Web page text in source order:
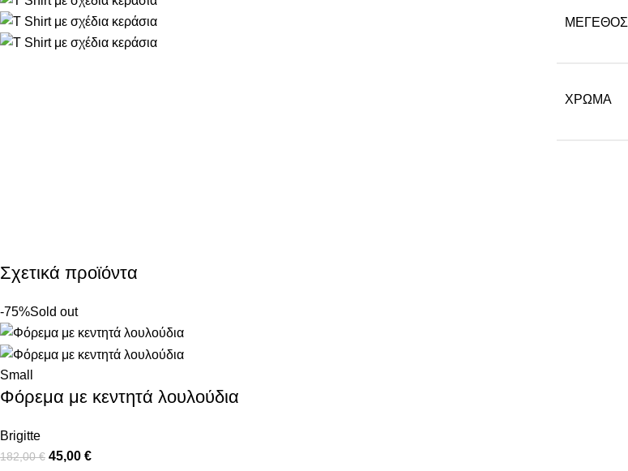
ΜΈΓΕΘΟΣ
ΧΡΏΜΑ
Σχετικά προϊόντα
-75%Sold out
Small
Φόρεμα με κεντητά λουλούδια
Brigitte
182,00€ 45,00 €